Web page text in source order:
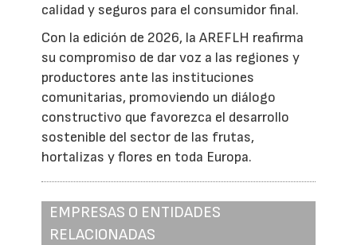
calidad y seguros para el consumidor final.
Con la edición de 2026, la AREFLH reafirma
su compromiso de dar voz a las regiones y
productores ante las instituciones
comunitarias, promoviendo un diálogo
constructivo que favorezca el desarrollo
sostenible del sector de las frutas,
hortalizas y flores en toda Europa.
EMPRESAS O ENTIDADES
RELACIONADAS